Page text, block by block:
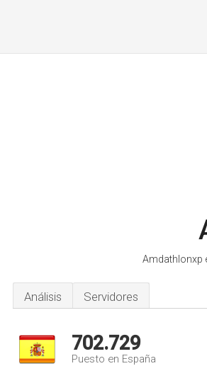
Amdathlonxp
Análisis Servidores
702.729
Puesto en España